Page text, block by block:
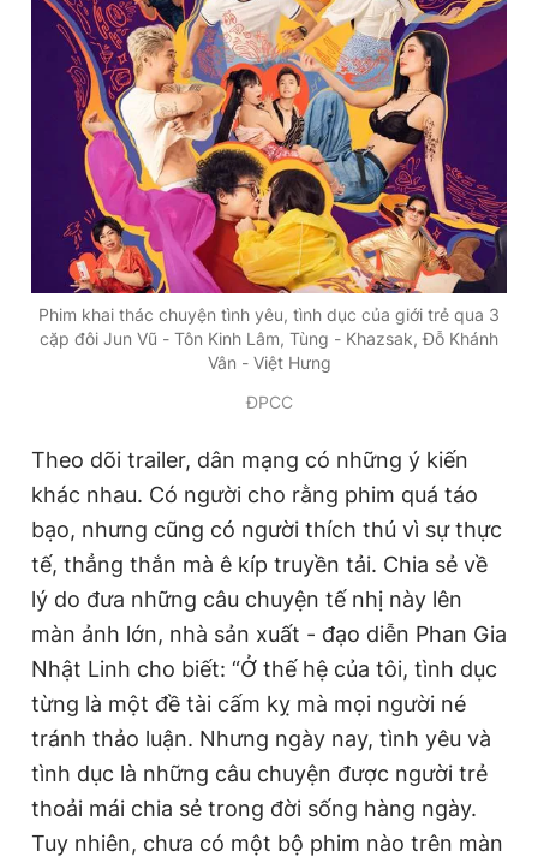
Phim khai thác chuyện tình yêu, tình dục của giới trẻ qua 3
cặp đôi Jun Vũ - Tôn Kinh Lâm, Tùng - Khazsak, Đỗ Khánh
Vân - Việt Hưng
ĐPCC
Theo dõi trailer, dân mạng có những ý kiến
khác nhau. Có người cho rằng phim quá táo
bạo, nhưng cũng có người thích thú vì sự thực
tế, thẳng thắn mà ê kíp truyền tải. Chia sẻ về
lý do đưa những câu chuyện tế nhị này lên
màn ảnh lớn, nhà sản xuất - đạo diễn Phan Gia
Nhật Linh cho biết: “Ở thế hệ của tôi, tình dục
từng là một đề tài cấm kỵ mà mọi người né
tránh thảo luận. Nhưng ngày nay, tình yêu và
tình dục là những câu chuyện được người trẻ
thoải mái chia sẻ trong đời sống hàng ngày.
Tuy nhiên, chưa có một bộ phim nào trên màn